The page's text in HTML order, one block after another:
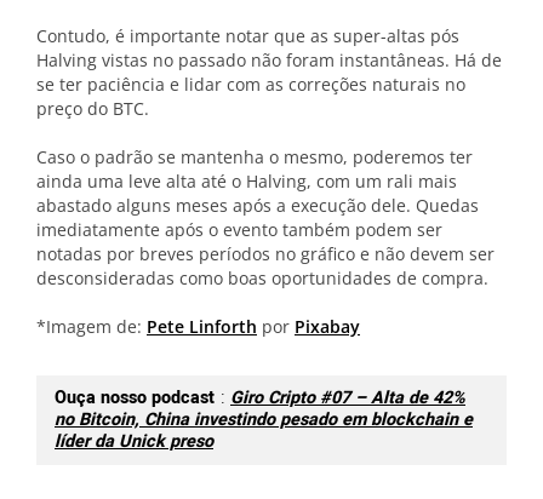
Contudo, é importante notar que as super-altas pós
Halving vistas no passado não foram instantâneas. Há de
se ter paciência e lidar com as correções naturais no
preço do BTC.
Caso o padrão se mantenha o mesmo, poderemos ter
ainda uma leve alta até o Halving, com um rali mais
abastado alguns meses após a execução dele. Quedas
imediatamente após o evento também podem ser
notadas por breves períodos no gráfico e não devem ser
desconsideradas como boas oportunidades de compra.
*Imagem de: Pete Linforth por Pixabay
Ouça nosso podcast : Giro Cripto #07 – Alta de 42%
no Bitcoin, China investindo pesado em blockchain e
líder da Unick preso